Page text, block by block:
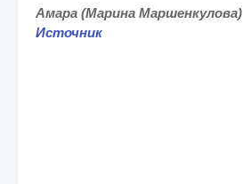
Амара (Марина Маршенкулова)
Источник